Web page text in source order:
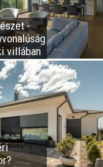
-
villában